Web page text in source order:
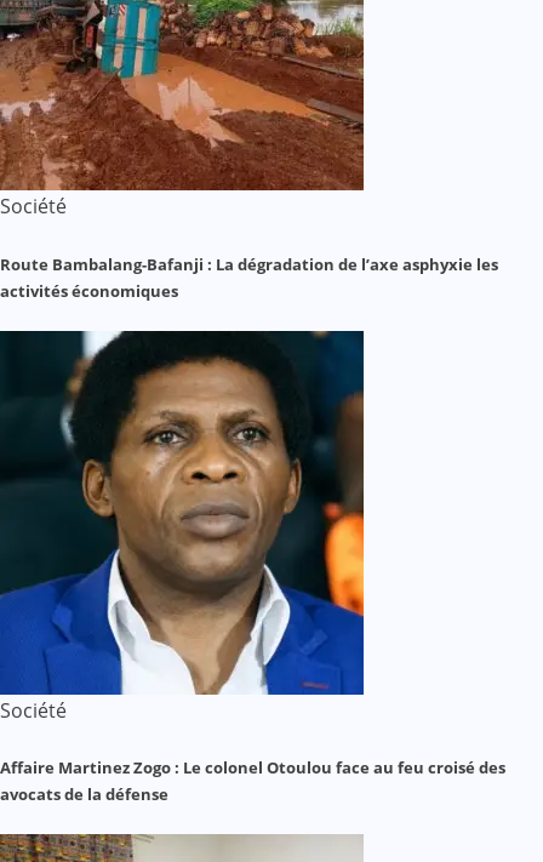
Société
Route Bambalang-Bafanji : La dégradation de l’axe asphyxie les
activités économiques
Société
Affaire Martinez Zogo : Le colonel Otoulou face au feu croisé des
avocats de la défense